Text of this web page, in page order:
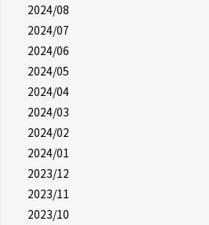
2024/08
2024/07
2024/06
2024/05
2024/04
2024/03
2024/02
2024/01
2023/12
2023/11
2023/10